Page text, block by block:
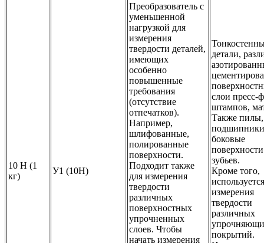
10 Н (1
кг)
У1 (10Н)
Преобразователь с
уменьшенной
нагрузкой для
измерения
твердости деталей,
имеющих
особенно
повышенные
требования
(отсутствие
отпечатков).
Например,
шлифованные,
полированные
поверхности.
Подходит также
для измерения
твердости
различных
поверхностных
упрочненных
слоев. Чтобы
начать измерения
детали,
слои пресс-
штампов,
Также пилы,
боковые
поверхности
зубьев.
Кроме того,
измерения
твердости
различных
покрытий.